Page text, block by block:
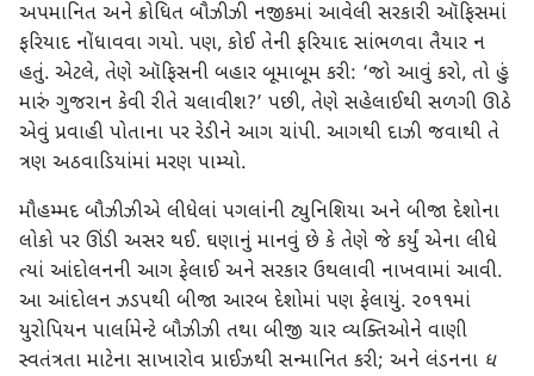
અપમાનિત અને ક્રોધિત બૌઝીઝી નજીકમાં આવેલી સરકારી ઑફિસમાં
ફરિયાદ નોંધાવવા ગયો. પણ, કોઈ તેની ફરિયાદ સાંભળવા તૈયાર ન
હતું. એટલે, તેણે ઑફિસની બહાર બૂમાબૂમ કરી: ‘જો આવું કરો, તો હું
મારું ગુજરાન કેવી રીતે ચલાવીશ?’ પછી, તેણે સહેલાઈથી સળગી ઊઠે
એવું પ્રવાહી પોતાના પર રેડીને આગ ચાંપી. આગથી દાઝી જવાથી તે
ત્રણ અઠવાડિયાંમાં મરણ પામ્યો.
મૌહમ્મદ બૌઝીઝીએ લીધેલાં પગલાંની ટ્યુનિશિયા અને બીજા દેશોના
લોકો પર ઊંડી અસર થઈ. ઘણાનું માનવું છે કે તેણે જે કર્યું એના લીધે
ત્યાં આંદોલનની આગ ફેલાઈ અને સરકાર ઉથલાવી નાખવામાં આવી.
આ આંદોલન ઝડપથી બીજા આરબ દેશોમાં પણ ફેલાયું. ૨૦૧૧માં
યુરોપિયન પાર્લામેન્ટે બૌઝીઝી તથા બીજી ચાર વ્યક્તિઓને વાણી
સ્વતંત્રતા માટેના સાખારોવ પ્રાઈઝથી સન્માનિત કરી; અને લંડનના ધ